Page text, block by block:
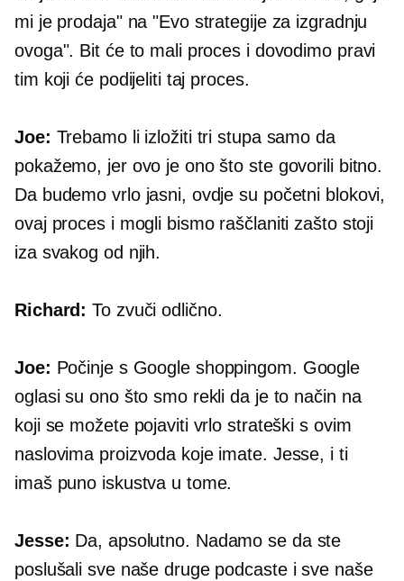
mi je prodaja" na "Evo strategije za izgradnju
ovoga". Bit će to mali proces i dovodimo pravi
tim koji će podijeliti taj proces.
Joe: Trebamo li izložiti tri stupa samo da
pokažemo, jer ovo je ono što ste govorili bitno.
Da budemo vrlo jasni, ovdje su početni blokovi,
ovaj proces i mogli bismo raščlaniti zašto stoji
iza svakog od njih.
Richard: To zvuči odlično.
Joe: Počinje s Google shoppingom. Google
oglasi su ono što smo rekli da je to način na
koji se možete pojaviti vrlo strateški s ovim
naslovima proizvoda koje imate. Jesse, i ti
imaš puno iskustva u tome.
Jesse: Da, apsolutno. Nadamo se da ste
poslušali sve naše druge podcaste i sve naše